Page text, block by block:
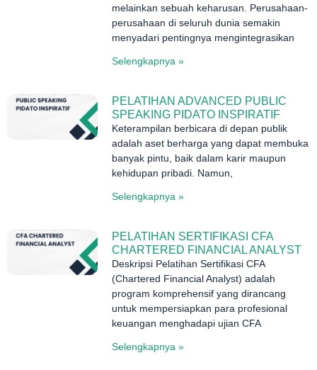
melainkan sebuah keharusan. Perusahaan-
perusahaan di seluruh dunia semakin
menyadari pentingnya mengintegrasikan
Selengkapnya »
PELATIHAN ADVANCED PUBLIC
SPEAKING PIDATO INSPIRATIF
Keterampilan berbicara di depan publik
adalah aset berharga yang dapat membuka
banyak pintu, baik dalam karir maupun
kehidupan pribadi. Namun,
Selengkapnya »
PELATIHAN SERTIFIKASI CFA
CHARTERED FINANCIAL ANALYST
Deskripsi Pelatihan Sertifikasi CFA
(Chartered Financial Analyst) adalah
program komprehensif yang dirancang
untuk mempersiapkan para profesional
keuangan menghadapi ujian CFA
Selengkapnya »